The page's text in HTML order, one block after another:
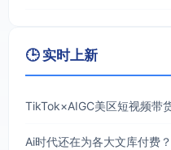
🕒 实时上新